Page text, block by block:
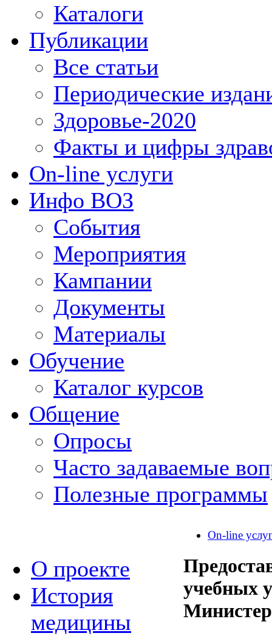
Каталоги
Публикации
Все статьи
Периодические
Здоровье-2020
Факты и цифры
On-line услуги
Инфо ВОЗ
События
Мероприятия
Кампании
Документы
Материалы
Обучение
Каталог курсов
Общение
Опросы
Часто задаваемые
Полезные программы
О проекте
История
медицины
On-line
учебных